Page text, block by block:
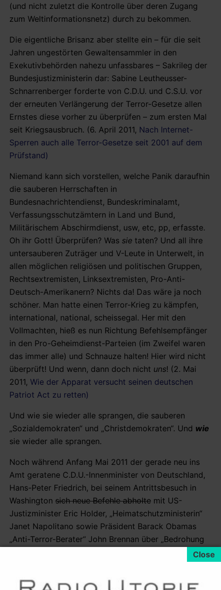
(und nicht zuletzt die Kontrolle über deren Zugang
zum Weltinformationsnetz) durch zu bekommen.
Die eigentliche Brisanz aber stellte ein – für die seit
Jahren ungestörten Gewaltensammler in den
Exekutivbehörden nahezu unfassbares – Sakrileg der
Bundesjustizministerin dar: Sabine Leutheusser-
Schnarrenberger forderte von C.D.U. und C.S.U. vor
der erneuten Verlängerung der Terror-Gesetze allen
Ernstes diese vorher zu überprüfen – zum ersten Mal
seit Kriegsausbruch. (6. April 2011, Nach Internet-
Sperren auch alle Terror-Gesetze seit 2001 auf dem
Prüfstand)
Niemand kann sich vorstellen, welche Panik daraufhin
die sauberen Herrschaften in
Bundesnachrichtendienst, Bundeskriminalamt,
Verfassungsschutzämtern in Land und Bund,
Militärischem Abschirmdienst, usw, etc, pp, erfasste.
Oh ihr Gott! Überprüfen? Was sie taten? Und all ihre
untersauberen Zuträger und V-Leute in Unterwelt, in
allen möglichen religiösen und politischen Gruppen,
Rechtsextremisten, Linksextremisten, Pro-Anti-
Deutsch-Amerikanern? Nichts da! Das wäre ja noch
schöner. Man hatte einen Terror-Krieg zu kämpfen,
international, national, scheissegal. Her mit den
Vollmachten, hieß es nun Richtung Befehlsempfänger
in den Pro-Geheimdienst-Parteien (im Zweifel waren
das immer alle) und Schnauze halten! Hier wird nicht
überprüft! Und wenn, dann doch nicht uns! (2. Mai
2011, Wie der Apparat versucht seinen deutschen
Patriot Act zu retten)
Und wie sie wieder alle sprangen, die sauberen
„Sozialdemokraten“ und „Christdemokraten“. Und wie
sie wieder alle sprangen.
Noch während Anfang Mai 2011 der gerade neu ins
Amt geratene C.D.U.-Innenminister von Deutschland,
Hans-Peter Friedrich, bei seinem Antrittsbesuch in
Washington sich neue Befehle abholte mit US-
Justizminister Eric Holder, „Heimatschutzministerin“
Janet Napolitano sowie Präsident Barack Obamas
„Anti-Terror-Berater“ John Brennan über „Bedrohung
durch Terroristen, Internetkriminalität und den Kampf
, ließ er an die
Heimatfront melden dass (nach einhelliger Meinung?)